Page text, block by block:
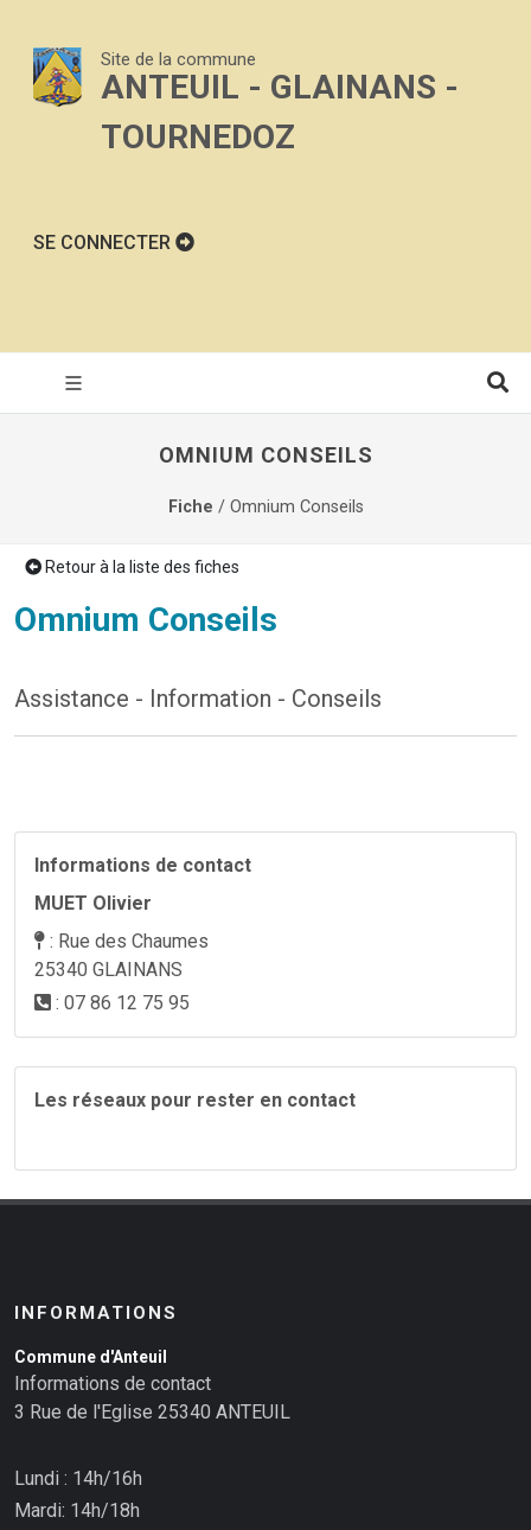
Site de la commune
ANTEUIL - GLAINANS -
TOURNEDOZ
SE CONNECTER
OMNIUM CONSEILS
Fiche / Omnium Conseils
Retour à la liste des fiches
Omnium Conseils
Assistance - Information - Conseils
Informations de contact
MUET Olivier
: Rue des Chaumes
25340 GLAINANS
: 07 86 12 75 95
Les réseaux pour rester en contact
INFORMATIONS
Commune d'Anteuil
Informations de contact
3 Rue de l'Eglise 25340 ANTEUIL
Lundi : 14h/16h
Mardi: 14h/18h